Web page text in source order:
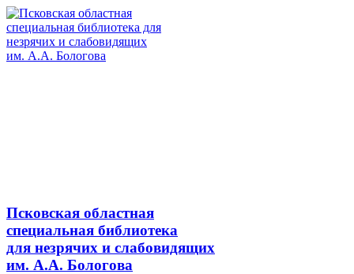
Псковская областная
специальная библиотека
для незрячих и слабовидящих
им. А.А. Бологова